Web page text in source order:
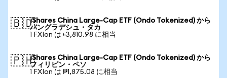
🇧🇩iShares China Large-Cap ETF (Ondo Tokenized) から
バングラデシュ・タカ
1 FXIon は ৳3,810.98 に相当
🇵🇭iShares China Large-Cap ETF (Ondo Tokenized) から
フィリピン・ペソ
1 FXIon は ₱1,875.08 に相当